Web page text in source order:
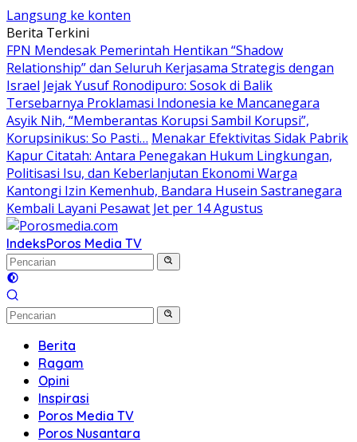
Langsung ke konten
Berita Terkini
FPN Mendesak Pemerintah Hentikan “Shadow
Relationship” dan Seluruh Kerjasama Strategis dengan
Israel Jejak Yusuf Ronodipuro: Sosok di Balik
Tersebarnya Proklamasi Indonesia ke Mancanegara
Asyik Nih, “Memberantas Korupsi Sambil Korupsi”,
Korupsinikus: So Pasti… Menakar Efektivitas Sidak Pabrik
Kapur Citatah: Antara Penegakan Hukum Lingkungan,
Politisasi Isu, dan Keberlanjutan Ekonomi Warga
Kantongi Izin Kemenhub, Bandara Husein Sastranegara
Kembali Layani Pesawat Jet per 14 Agustus
IndeksPoros Media TV
Berita
Ragam
Opini
Inspirasi
Poros Media TV
Poros Nusantara